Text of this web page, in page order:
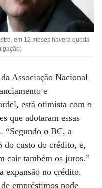
em 12 meses haverá queda
Associação Nacional
e
está otimista com o
que adotaram essas
“Segundo o BC, a
do custo do crédito, e,
cair também os juros.”
expansão no crédito.
empréstimos pode